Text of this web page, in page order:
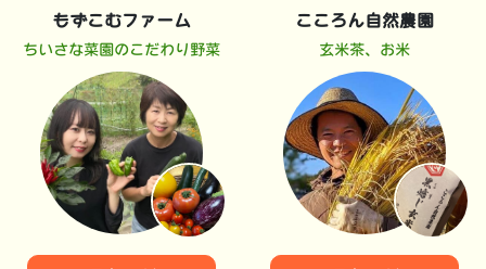
もずこむファーム
ちいさな菜園のこだわり野菜
こころん自然農園
玄米茶、お米